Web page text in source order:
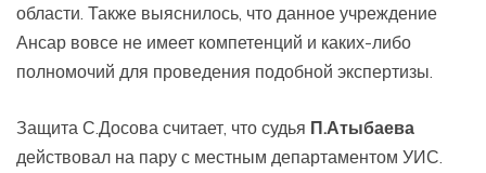
области. Также выяснилось, что данное учреждение
Ансар вовсе не имеет компетенций и каких-либо
полномочий для проведения подобной экспертизы.
Защита С.Досова считает, что судья П.Атыбаева
действовал на пару с местным департаментом УИС.